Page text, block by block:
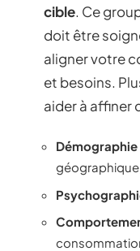
cible. Ce
doit être
aligner votre
et besoins.
aider à affiner
Démographie